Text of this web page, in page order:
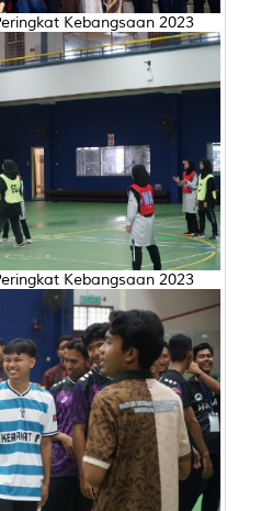
Kebangsaan 2023
Kebangsaan 2023